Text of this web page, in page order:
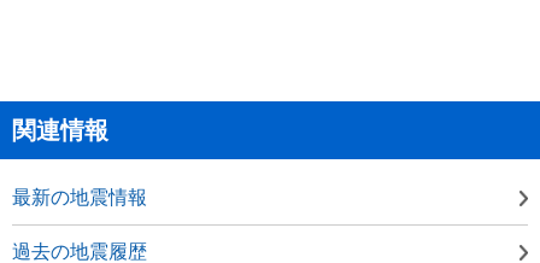
関連情報
最新の地震情報
過去の地震履歴